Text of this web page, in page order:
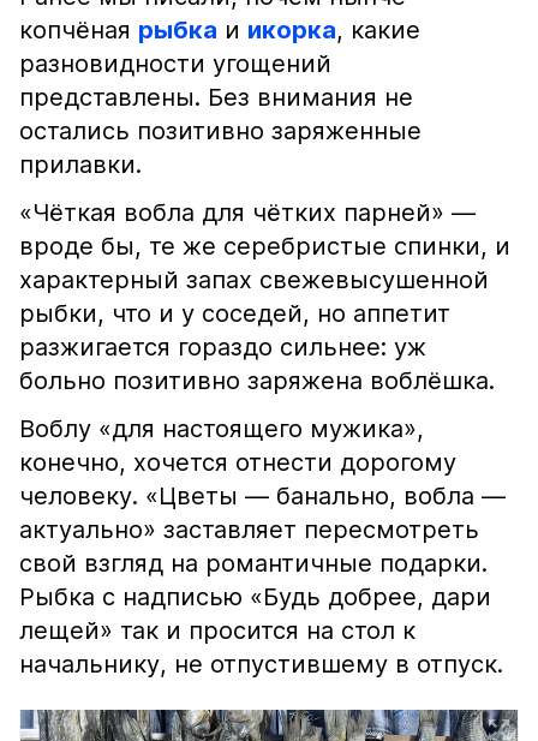
копчёная рыбка и икорка, какие
разновидности угощений
представлены. Без внимания не
остались позитивно заряженные
прилавки.
«Чёткая вобла для чётких парней» —
вроде бы, те же серебристые спинки, и
характерный запах свежевысушенной
рыбки, что и у соседей, но аппетит
разжигается гораздо сильнее: уж
больно позитивно заряжена воблёшка.
Воблу «для настоящего мужика»,
конечно, хочется отнести дорогому
человеку. «Цветы — банально, вобла —
актуально» заставляет пересмотреть
свой взгляд на романтичные подарки.
Рыбка с надписью «Будь добрее, дари
лещей» так и просится на стол к
начальнику, не отпустившему в отпуск.